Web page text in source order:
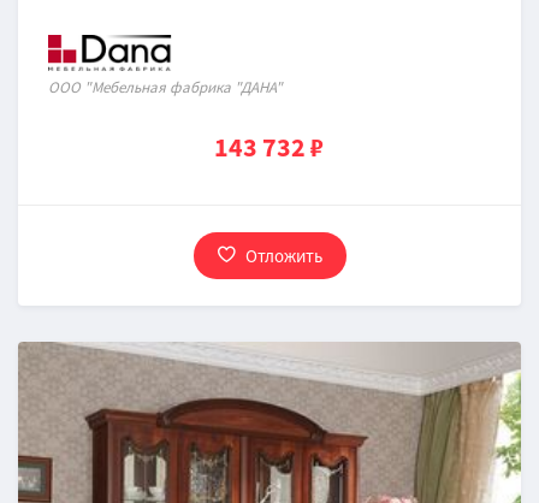
ООО "Мебельная фабрика "ДАНА"
143 732 ₽
Отложить